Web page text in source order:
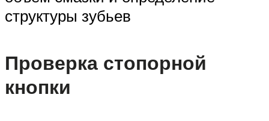
структуры зубьев
Проверка стопорной
кнопки